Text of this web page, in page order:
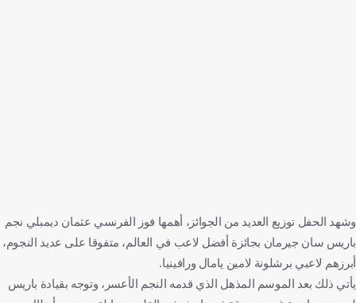
وشهد الحفل توزيع العديد من الجوائز، أهمها فوز الفرنسي عثمان ديمبلي نجم
باريس سان جيرمان بجائزة أفضل لاعب في العالم، متفوقا على عديد النجوم،
أبرزهم لاعبي برشلونة لامين يامال ورافينيا.
يأتي ذلك بعد الموسم المذهل الذي قدمه النجم الأعسر، وتوجه بقيادة باريس